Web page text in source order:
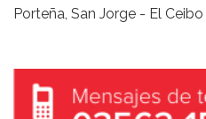
Porteña, San Jorge - El Ceibo